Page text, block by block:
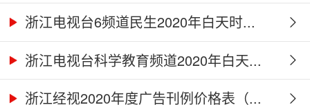
浙江电视台6频道民生2020年白天时...
浙江电视台科学教育频道2020年白天...
浙江经视2020年度广告刊例价格表（...